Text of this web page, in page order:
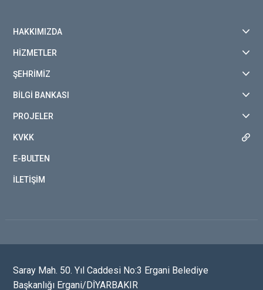
HAKKIMIZDA
HİZMETLER
ŞEHRİMİZ
BİLGİ BANKASI
PROJELER
KVKK
E-BULTEN
İLETİŞİM
Saray Mah. 50. Yıl Caddesi No:3 Ergani Belediye
Başkanlığı Ergani/DİYARBAKIR